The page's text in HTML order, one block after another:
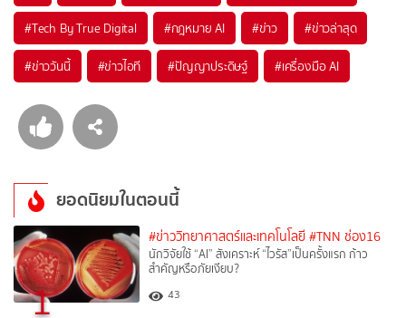
#Tech By True Digital #กฎหมาย AI #ข่าว #ข่าวล่าสุด
#ข่าววันนี้ #ข่าวไอที #ปัญญาประดิษฐ์ #เครื่องมือ AI
ยอดนิยมในตอนนี้
1
#ข่าววิทยาศาสตร์และเทคโนโลยี #TNN ช่อง16
นักวิจัยใช้ “AI” สังเคราะห์ “ไวรัส”เป็นครั้งแรก ก้าว
สำคัญหรือภัยเงียบ?
43